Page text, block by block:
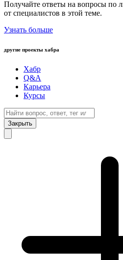
Получайте ответы на вопросы по
от специалистов в этой теме.
Узнать больше
другие проекты хабра
Хабр
Q&A
Карьера
Курсы
Закрыть